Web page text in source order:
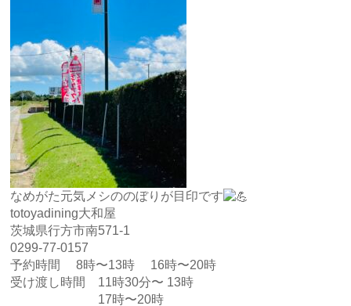
なめがた元気メシののぼりが目印です
totoyadining大和屋
茨城県行方市南571-1
0299-77-0157
予約時間 8時〜13時 16時〜20時
受け渡し時間 11時30分〜 13時
17時〜20時